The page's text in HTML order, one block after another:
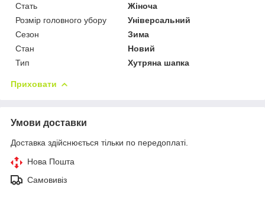
Стать
Жіноча
Розмір головного убору
Універсальний
Сезон
Зима
Стан
Новий
Тип
Хутряна шапка
Приховати
Умови доставки
Доставка здійснюється тільки по передоплаті.
Нова Пошта
Самовивіз